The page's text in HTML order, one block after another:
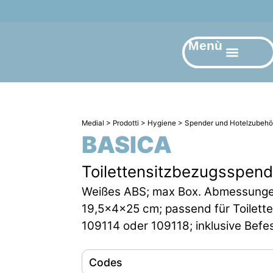
Menù
Medial > Prodotti > Hygiene >Spender und
BASICA
Weißes ABS; max Box.
19,5x4x25 cm; passend für
109114 oder 109118; inklusive
Codes